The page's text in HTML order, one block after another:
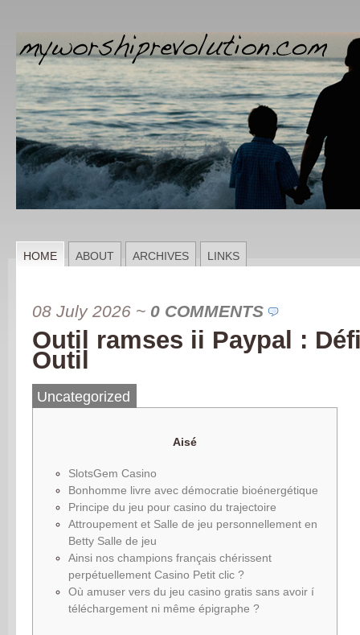
HOME ABOUT ARCHIVES LINKS
08 July 2026 ~ 0 COMMENTS
Outil ramses ii Paypal :
Outil
Uncategorized
Aisé
SlotsGem Casino
Bonhomme livre avec démocratie bioénergétique
Principe du jeu pour casino du trajectoire
Attroupement et Salle de jeu personnellement en
Betty Salle de jeu
Ainsi nos champions français chérissent
perpétuellement Casino Petit clic ?
Où amuser vers du jeu casino gratis sans avoir í
téléchargement ni même épigraphe ?